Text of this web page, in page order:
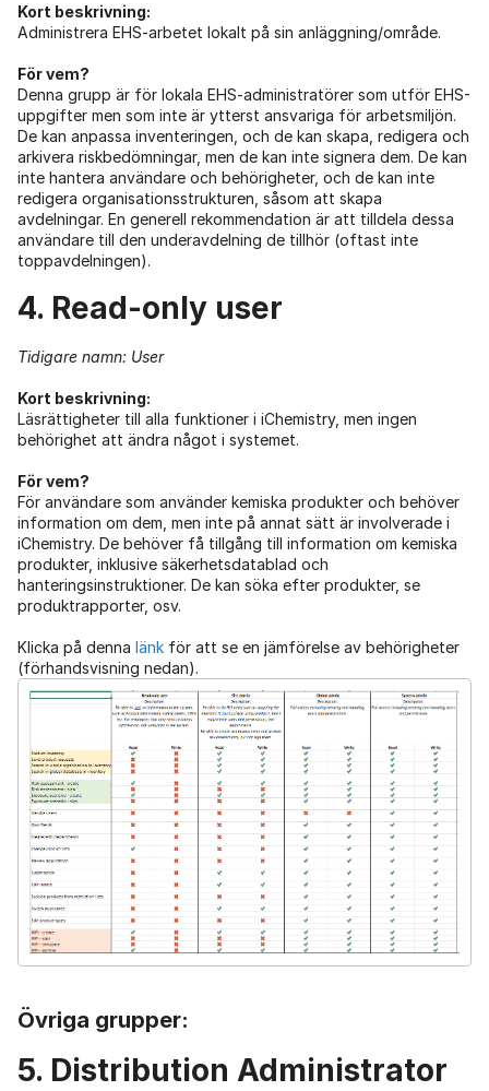
Kort beskrivning:
Administrera EHS-arbetet lokalt på sin anläggning/område.
För vem?
Denna grupp är för lokala EHS-administratörer som utför EHS-
uppgifter men som inte är ytterst ansvariga för arbetsmiljön.
De kan anpassa inventeringen, och de kan skapa, redigera och
arkivera riskbedömningar, men de kan inte signera dem. De kan
inte hantera användare och behörigheter, och de kan inte
redigera organisationsstrukturen, såsom att skapa
avdelningar. En generell rekommendation är att tilldela dessa
användare till den underavdelning de tillhör (oftast inte
toppavdelningen).
4. Read-only user
Tidigare namn: User
Kort beskrivning:
Läsrättigheter till alla funktioner i iChemistry, men ingen
behörighet att ändra något i systemet.
För vem?
För användare som använder kemiska produkter och behöver
information om dem, men inte på annat sätt är involverade i
iChemistry. De behöver få tillgång till information om kemiska
produkter, inklusive säkerhetsdatablad och
hanteringsinstruktioner. De kan söka efter produkter, se
produktrapporter, osv.
Klicka på denna länk för att se en jämförelse av behörigheter
(förhandsvisning nedan).
Övriga grupper:
5. Distribution Administrator